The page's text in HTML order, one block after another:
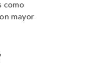
como
mayor